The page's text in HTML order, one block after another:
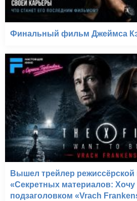
Финальный фильм Джеймса
Вышел трейлер режиссёрской
«Секретных материалов: Хочу
подзаголовком «Vrach